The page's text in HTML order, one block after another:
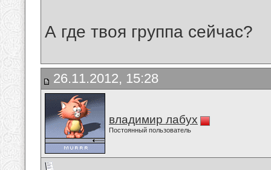
А где твоя группа сейчас?
26.11.2012, 15:28
владимир лабух
Постоянный пользователь